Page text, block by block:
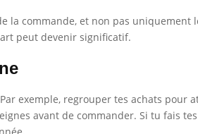
la commande, et non pas
peut devenir significatif.
exemple, regrouper tes achats pour
avant de commander. Si tu fais